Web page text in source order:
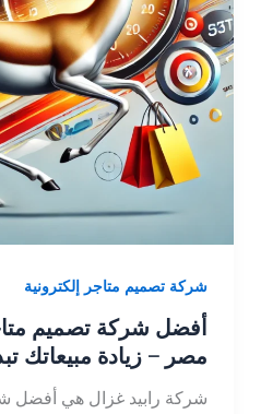
شركة تصميم متاجر إلكترونية
أفضل شركة تصميم
مصر – زيادة مبيعاتك
شركة رابيد غزال هي أفضل